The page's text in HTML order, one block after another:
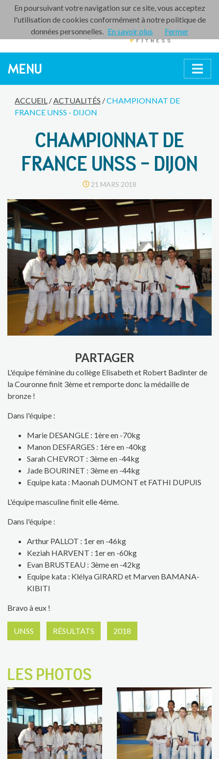
MENU
ACCUEIL / ACTUALITÉS /CHAMPIONNAT DE
FRANCE UNSS - DIJON
CHAMPIONNAT DE
FRANCE UNSS - DIJON
21 MARS 2018
PARTAGER
L'équipe féminine du collège Elisabeth et Robert Badinter de
la Couronne finit 3ème et remporte donc la médaille de
bronze !
Dans l'équipe :
Marie DESANGLE : 1ère en -70kg
Manon DESFARGES : 1ère en -40kg
Sarah CHEVROT : 3ème en -44kg
Jade BOURINET : 3ème en -44kg
Equipe kata : Maonah DUMONT et FATHI DUPUIS
L'équipe masculine finit elle 4ème.
Dans l'équipe :
Arthur PALLOT : 1er en -46kg
Keziah HARVENT : 1er en -60kg
Evan BRUSTEAU : 3ème en -42kg
Equipe kata : Klélya GIRARD et Marven BAMANA-
KIBITI
Bravo à eux !
UNSS RÉSULTATS 2018
LES PHOTOS
En poursuivant votre navigation sur ce site, vous acceptez
l'utilisation de cookies conformément à notre politique de
données personnelles. En savoir plus Fermer